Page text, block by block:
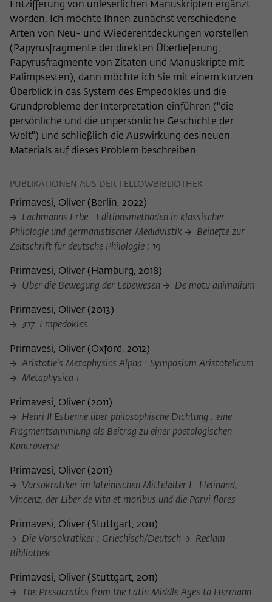
Entzifferung von unleserlichen Manuskripten ergänzt
worden. Ich möchte Ihnen zunächst verschiedene
Arten von Neu- und Wiederentdeckungen vorstellen
(Papyrusfragmente der direkten Überlieferung,
Papyrusfragmente von Zitaten und Manuskripte mit
Palimpsesten), dann möchte ich Sie mit einem kurzen
Überblick in das System des Empedokles und die
Grundprobleme der Interpretation einführen ("die
persönliche und die unpersönliche Geschichte der
Welt") und schließlich die Auswirkung des neuen
Materials auf dieses Problem beschreiben.
PUBLIKATIONEN AUS DER FELLOWBIBLIOTHEK
Primavesi, Oliver ( Berlin, 2022)
Lachmanns Erbe : Editionsmethoden in klassischer
Philologie und germanistischer Mediävistik
Beihefte zur
Zeitschrift für deutsche Philologie ; 19
Primavesi, Oliver ( Hamburg, 2018)
Über die Bewegung der Lebewesen
De motu animalium
Primavesi, Oliver (2013)
§17. Empedokles
Primavesi, Oliver (Oxford, 2012)
Aristotle's Metaphysics Alpha : Symposium Aristotelicum
Metaphysica 1
Primavesi, Oliver (2011)
Henri II Estienne über philosophische Dichtung : eine
Fragmentsammlung als Beitrag zu einer poetologischen
Kontroverse
Primavesi, Oliver (2011)
Vorsokratiker im lateinischen Mittelalter I : Helinand,
Vincenz, der Liber de vita et moribus und die Parvi flores
Primavesi, Oliver (Stuttgart, 2011)
Die Vorsokratiker : Griechisch/Deutsch
Reclam
Bibliothek
Primavesi, Oliver (Stuttgart, 2011)
The Presocratics from the Latin Middle Ages to Hermann